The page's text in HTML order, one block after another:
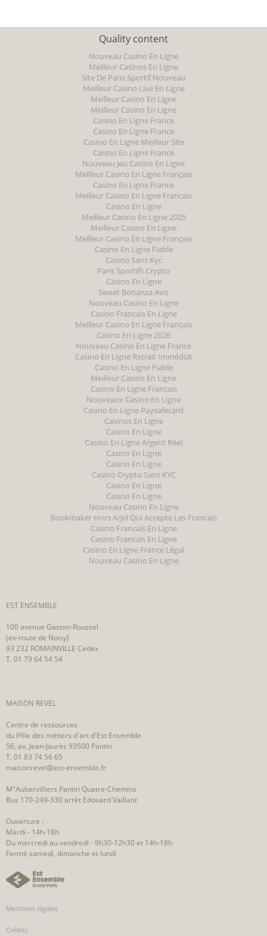
Quality content
Nouveau Casino En Ligne
Meilleur Casinos En Ligne
Site De Paris Sportif Nouveau
Meilleur Casino Live En Ligne
Meilleur Casino En Ligne
Meilleur Casino En Ligne
Casino En Ligne France
Casino En Ligne France
Casino En Ligne Meilleur Site
Casino En Ligne France
Nouveau Jeu Casino En Ligne
Meilleur Casino En Ligne Français
Casino En Ligne France
Meilleur Casino En Ligne Francais
Casino En Ligne
Meilleur Casino En Ligne 2025
Meilleur Casino En Ligne
Meilleur Casino En Ligne Français
Casino En Ligne Fiable
Casino Sans Kyc
Paris Sportifs Crypto
Casino En Ligne
Sweet Bonanza Avis
Nouveau Casino En Ligne
Casino Francais En Ligne
Meilleur Casino En Ligne Français
Casino En Ligne 2026
Nouveau Casino En Ligne France
Casino En Ligne Retrait Immédiat
Casino En Ligne Fiable
Meilleur Casino En Ligne
Casino En Ligne Francais
Nouveaux Casino En Ligne
Casino En Ligne Paysafecard
Casinos En Ligne
Casino En Ligne
Casino En Ligne Argent Réel
Casino En Ligne
Casino En Ligne
Casino Crypto Sans KYC
Casino En Ligne
Casino En Ligne
Nouveau Casino En Ligne
Bookmaker Hors Arjel Qui Accepte Les Francais
Casino Francais En Ligne
Casino Francais En Ligne
Casino En Ligne France Légal
Nouveau Casino En Ligne
EST ENSEMBLE
100 avenue Gaston-Roussel
(ex-route de Noisy)
93 232 ROMAINVILLE Cedex
T. 01 79 64 54 54
MAISON REVEL
Centre de ressources
du Pôle des métiers d'art d'Est Ensemble
56, av. Jean-Jaurès 93500 Pantin
T. 01 83 74 56 65
maisonrevel@est-ensemble.fr
M°Aubervilliers Pantin Quatre-Chemins
Bus 170-249-330 arrêt Edouard Vaillant
Ouverture :
Mardi - 14h-18h
Du mercredi au vendredi - 9h30-12h30 et 14h-18h
Fermé samedi, dimanche et lundi
Mentions légales
Crédits